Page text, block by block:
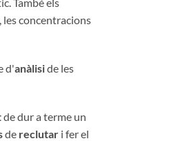
, les concentracions
d'anàliside les
de dur a terme un
de reclutar i fer el